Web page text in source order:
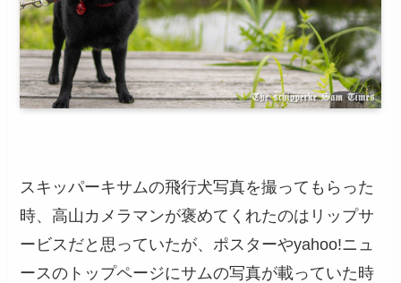
スキッパーキサムの飛行犬写真を撮ってもらった
時、高山カメラマンが褒めてくれたのはリップサ
ービスだと思っていたが、ポスターやyahoo!ニュ
ースのトップページにサムの写真が載っていた時